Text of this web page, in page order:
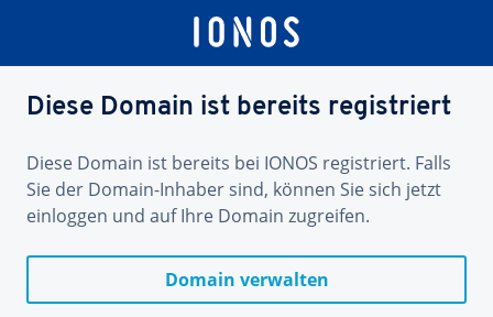
Diese Domain ist bereits registriert
Diese Domain ist bereits bei IONOS registriert. Falls
Sie der Domain-Inhaber sind, können Sie sich jetzt
einloggen und auf Ihre Domain zugreifen.
Domain verwalten